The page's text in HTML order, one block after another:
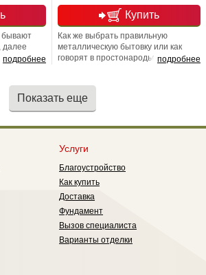
подробнее
бывают
далее
из
одни и те
в
Купить
подробнее
Как же выбрать правильную
металлическую бытовку или как
говорят в простонародье блок-
непосредственной окраски, а так
же на внутренне содержимое.
Особенное внимание стоит
должна быть 30-40) и толщину и
марку утеплителя
Показать еще
Услуги
Благоустройство
Как купить
Доставка
Фундамент
Вызов специалиста
Варианты отделки